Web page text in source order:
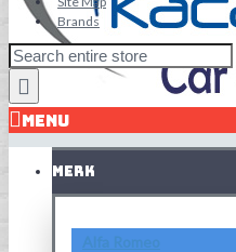
Brands
MENU
MERK
Alfa Romeo